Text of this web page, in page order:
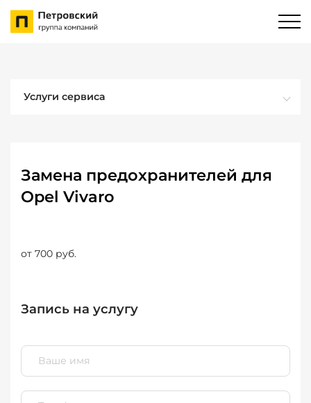
Услуги сервиса
Замена предохранителей для
Opel Vivaro
от 700 руб.
Запись на услугу